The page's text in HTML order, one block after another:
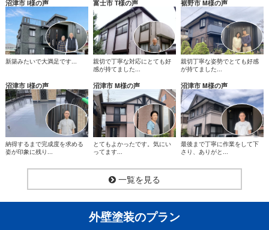
郡小山町自衛隊富士学校、駿東郡小山町菅沼、駿東郡小山町須
走、駿東郡小山町竹之下、駿東郡小山町棚頭、駿東郡小山町中
島、駿東郡小山町中日向、駿東郡小山町藤曲、駿東郡小山町柳
島、駿東郡小山町湯船、駿東郡小山町用沢、駿東郡小山町吉久保
沼津市 I様の声
新築みたいで大満足です...
富士市 T様の声
親切で丁寧な対応にとても好
感が持てました...
裾野市 M様の声
親切丁寧な姿勢でとても好感
が持てました...
沼津市 I様の声
納得するまで完成度を求める
姿が印象に残り...
沼津市 M様の声
とてもよかったです。気にい
ってます...
沼津市 M様の声
最後まで丁寧に作業をして下
さり、ありがと...
一覧を見る
外壁塗装のプラン